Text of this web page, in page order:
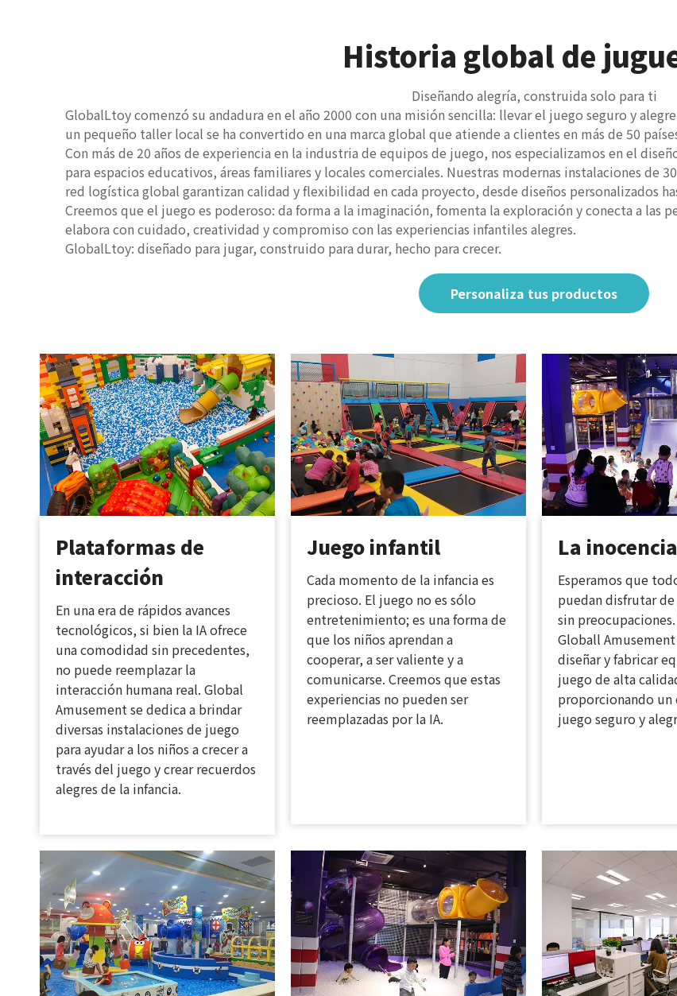
Historia global de
Diseñando alegría, construida solo para ti
GlobalLtoy comenzó su andadura en el año 2000 con una misión sencilla: llevar el juego seguro y
un pequeño taller local se ha convertido en una marca global que atiende a clientes en más de 50
Con más de 20 años de experiencia en la industria de equipos de juego, nos especializamos en el
para espacios educativos, áreas familiares y locales comerciales. Nuestras modernas instalaciones de
red logística global garantizan calidad y flexibilidad en cada proyecto, desde diseños personalizados
Creemos que el juego es poderoso: da forma a la imaginación, fomenta la exploración y conecta a las
elabora con cuidado, creatividad y compromiso con las experiencias infantiles alegres.
GlobalLtoy: diseñado para jugar, construido para durar, hecho para crecer.
Personaliza tus productos
Plataformas de
interacción
En una era de rápidos avances
tecnológicos, si bien la IA ofrece
una comodidad sin precedentes,
no puede reemplazar la
interacción humana real. Global
Amusement se dedica a brindar
diversas instalaciones de juego
para ayudar a los niños a crecer a
través del juego y crear recuerdos
alegres de la infancia.
Juego infantil
Cada momento de la infancia es
precioso. El juego no es sólo
entretenimiento; es una forma de
que los niños aprendan a
cooperar, a ser valiente y a
comunicarse. Creemos que estas
experiencias no pueden ser
reemplazadas por la IA.
La
Esperamos que
puedan disfrutar
sin
Globall
diseñar y fabricar
juego de alta
proporcionando
juego seguro y